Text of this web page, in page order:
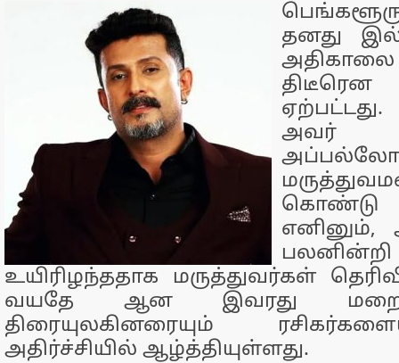
தனது
அதிகாலை
அவர்
அப்பல்லோ
கொண்டு
எனினும்,
உயிரிழந்ததாக மருத்துவர்கள்
வயதே ஆன இவரது
திரையுலகினரையும்
அதிர்ச்சியில் ஆழ்த்தியுள்ளது.